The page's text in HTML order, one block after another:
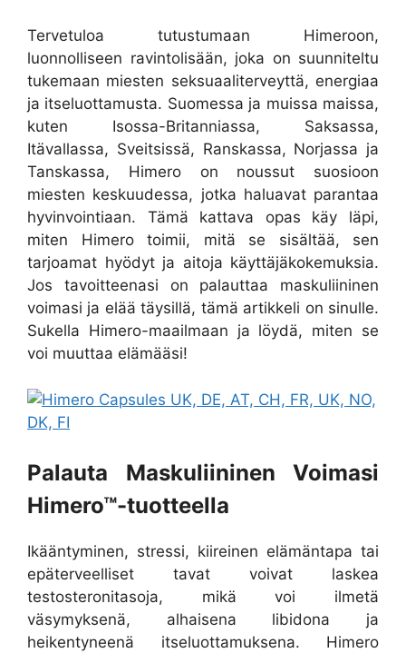
Tervetuloa tutustumaan Himeroon,
luonnolliseen ravintolisään, joka on suunniteltu
tukemaan miesten seksuaaliterveyttä, energiaa
ja itseluottamusta. Suomessa ja muissa maissa,
kuten Isossa-Britanniassa, Saksassa,
Itävallassa, Sveitsissä, Ranskassa, Norjassa ja
Tanskassa, Himero on noussut suosioon
miesten keskuudessa, jotka haluavat parantaa
hyvinvointiaan. Tämä kattava opas käy läpi,
miten Himero toimii, mitä se sisältää, sen
tarjoamat hyödyt ja aitoja käyttäjäkokemuksia.
Jos tavoitteenasi on palauttaa maskuliininen
voimasi ja elää täysillä, tämä artikkeli on sinulle.
Sukella Himero-maailmaan ja löydä, miten se
voi muuttaa elämääsi!
Palauta Maskuliininen Voimasi
Himero™-tuotteella
Ikääntyminen, stressi, kiireinen elämäntapa tai
epäterveelliset tavat voivat laskea
testosteronitasoja, mikä voi ilmetä
väsymyksenä, alhaisena libidona ja
heikentyneenä itseluottamuksena. Himero